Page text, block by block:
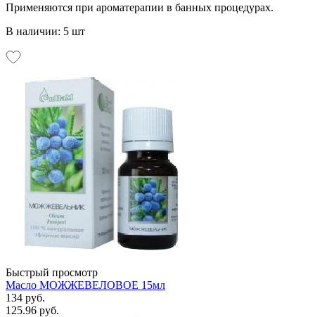
Применяются при ароматерапии в банных процедурах.
В наличии: 5 шт
Быстрый просмотр
Масло МОЖЖЕВЕЛОВОЕ 15мл
134 руб.
125.96 руб.